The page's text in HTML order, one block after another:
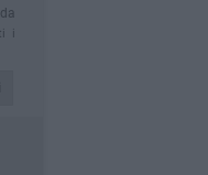
i